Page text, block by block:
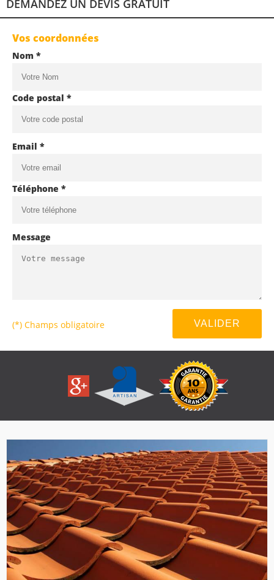
DEMANDEZ UN DEVIS GRATUIT
Vos coordonnées
Nom *
Code postal *
Email *
Téléphone *
Message
(*) Champs obligatoire